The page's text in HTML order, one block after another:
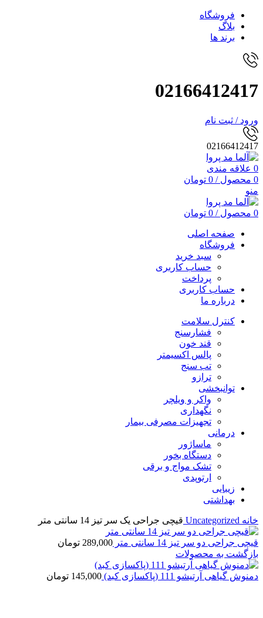
فروشگاه
بلاگ
برند ها
02166412417
ورود / ثبت نام
02166412417
0 علاقه مندی
0 محصول /
0 تومان
منو
0 محصول /
0 تومان
صفحه اصلی
فروشگاه
سبد خرید
حساب کاربری
پرداخت
حساب کاربری
درباره ما
کنترل سلامت
فشارسنج
قند خون
پالس اکسیمتر
تب سنج
ترازو
توانبخشی
واکر و ویلچر
نگهداری
تجهیزات مصرفی بیمار
درمانی
ماساژور
دستگاه بخور
تشک مواج و برقی
ارتوپدی
زیبایی
بهداشتی
خانه Uncategorized قیچی جراحی یک سر تیز 14 سانتی متر
قیچی جراحی دو سر تیز 14 سانتی متر 289,000 تومان
بازگشت به محصولات
دمنوش گیاهی آرتیشو 111 (پاکسازی کبد) 145,000 تومان